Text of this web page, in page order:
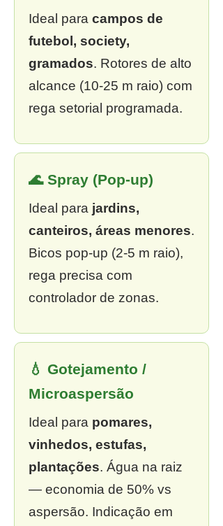
Ideal para campos de
futebol, society,
gramados. Rotores de alto
alcance (10-25 m raio) com
rega setorial programada.
🌊 Spray (Pop-up)
Ideal para jardins,
canteiros, áreas menores.
Bicos pop-up (2-5 m raio),
rega precisa com
controlador de zonas.
💧 Gotejamento /
Microaspersão
Ideal para pomares,
vinhedos, estufas,
plantações. Água na raiz
— economia de 50% vs
aspersão. Indicação em